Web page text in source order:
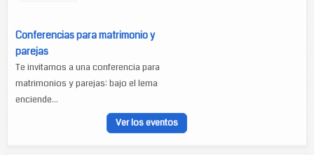
Conferencias para matrimonio y
parejas
Te invitamos a una conferencia para
matrimonios y parejas: bajo el lema
enciende...
Ver los eventos